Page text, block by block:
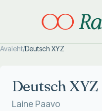
Avaleht/Deutsch XYZ
Deutsch XYZ
Laine Paavo